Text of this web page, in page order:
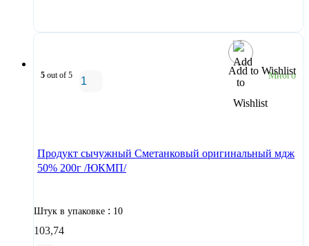
Add to Wishlist
5 out of 5 Много
Продукт сычужный Сметанковый оригинальный мдж
50% 200г /ЮКМП/
Штук в упаковке : 10
103,74